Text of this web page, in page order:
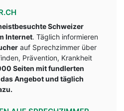
Schweizer
Internet. Täglich informieren
auf Sprechzimmer über
Prävention, Krankheit
Seiten mit fundlerten
Angebot und täglich